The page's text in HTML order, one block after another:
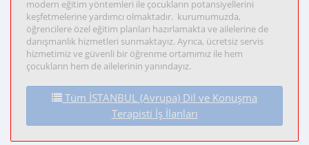
modern eğitim yöntemleri ile çocukların potansiyellerini
keşfetmelerine yardımcı olmaktadır. kurumumuzda,
öğrencilere özel eğitim planları hazırlamakta ve ailelerine de
danışmanlık hizmetleri sunmaktayız. Ayrıca, ücretsiz servis
hizmetimiz ve güvenli bir öğrenme ortamımız ile hem
çocukların hem de ailelerinin yanındayız.
Tüm İSTANBUL (Avrupa) Dil ve Konuşma
Terapisti İş İlanları